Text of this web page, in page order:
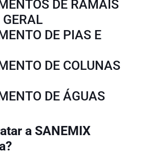
DE RAMAIS
GERAL
DE PIAS E
DE COLUNAS
DE ÁGUAS
a SANEMIX